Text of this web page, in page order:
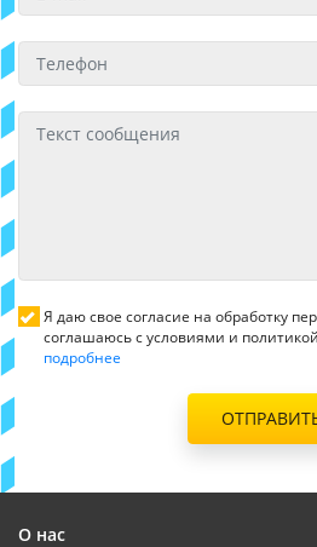
Я даю свое согласие на обработку
соглашаюсь с условиями и
подробнее
О нас